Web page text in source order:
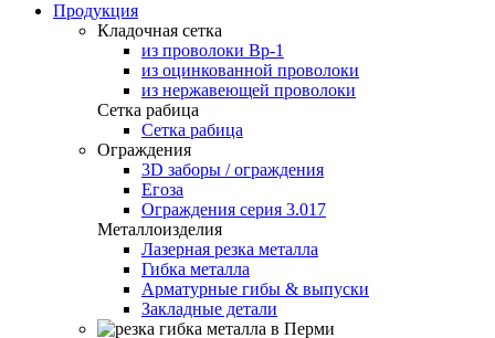
Продукция
Кладочная сетка
из проволоки Вр-1
из оцинкованной проволоки
из нержавеющей проволоки
Сетка рабица
Сетка рабица
Ограждения
3D заборы / ограждения
Егоза
Ограждения серия 3.017
Металлоизделия
Лазерная резка металла
Гибка металла
Арматурные гибы & выпуски
Закладные детали